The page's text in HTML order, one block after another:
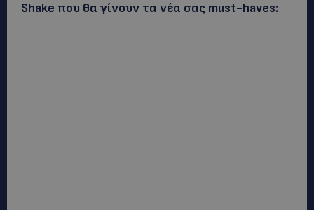
Shake που θα γίνουν τα νέα σας must-haves: